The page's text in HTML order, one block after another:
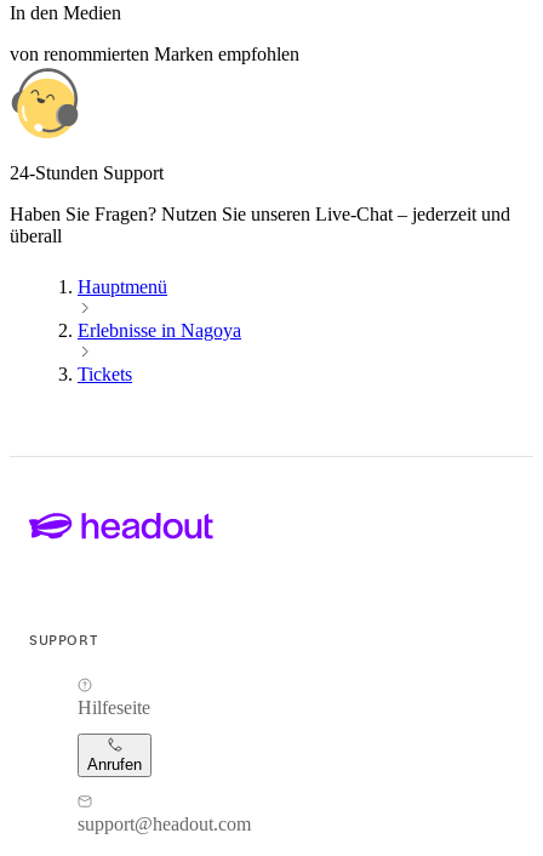
In den Medien
von renommierten Marken empfohlen
24-Stunden Support
Haben Sie Fragen? Nutzen Sie unseren Live-Chat – jederzeit und
überall
Hauptmenü
Erlebnisse in Nagoya
Tickets
SUPPORT
Hilfeseite
Anrufen
support@headout.com